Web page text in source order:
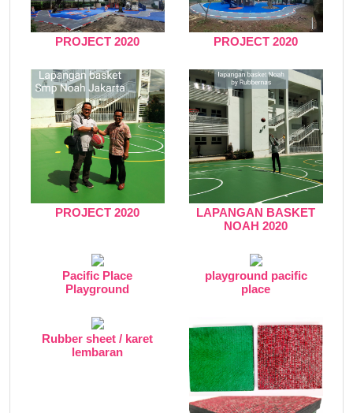
PROJECT 2020 PROJECT 2020
PROJECT 2020
LAPANGAN BASKET
NOAH 2020
Pacific Place
Playground
playground pacific
place
Rubber sheet / karet
lembaran